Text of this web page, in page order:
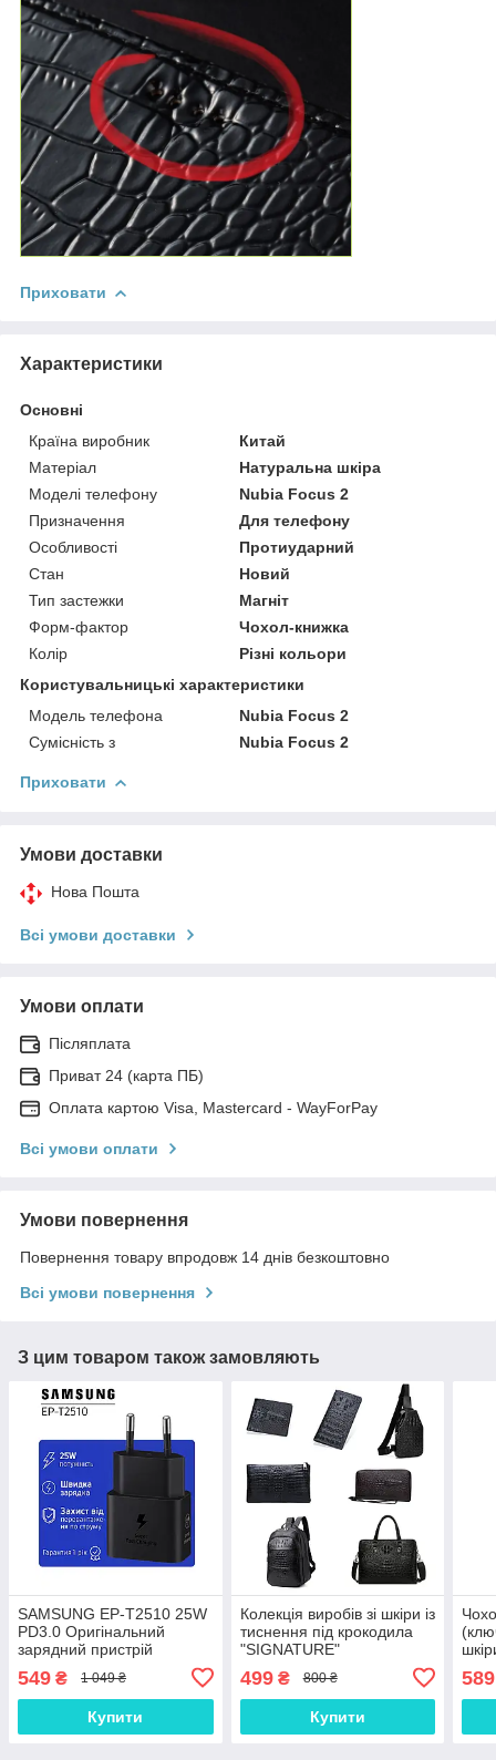
Приховати
Характеристики
Основні
Країна виробник
Китай
Матеріал
Натуральна шкіра
Моделі телефону
Nubia Focus 2
Призначення
Для телефону
Особливості
Протиударний
Стан
Новий
Тип застежки
Магніт
Форм-фактор
Чохол-книжка
Колір
Різні кольори
Користувальницькі характеристики
Модель телефона
Nubia Focus 2
Сумісність з
Nubia Focus 2
Приховати
Умови доставки
Нова Пошта
Всі умови доставки
Умови оплати
Післяплата
Приват 24 (карта ПБ)
Оплата картою Visa, Mastercard - WayForPay
Всі умови оплати
Умови повернення
Повернення товару впродовж 14 днів безкоштовно
Всі умови повернення
З цим товаром також замовляють
SAMSUNG EP-T2510 25W
PD3.0 Оригінальний
зарядний пристрій
549 ₴ 1 049 ₴
Купити
Колекція виробів зі шкіри із
тиснення під крокодила
"SIGNATURE"
499₴ 800 ₴
Купити
589